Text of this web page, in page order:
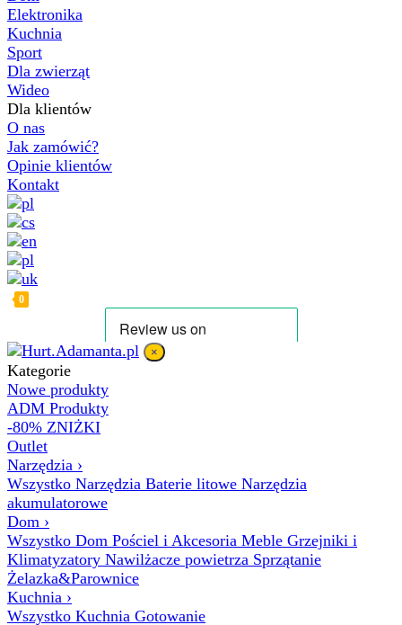
Elektronika
Kuchnia
Sport
Dla zwierząt
Wideo
Dla klientów
O nas
Jak zamówić?
Opinie klientów
Kontakt
0
×
Kategorie
Nowe produkty
ADM Produkty
-80% ZNIŻKI
Outlet
Narzędzia ›
Wszystko Narzędzia Baterie litowe Narzędzia
akumulatorowe
Dom ›
Wszystko Dom Pościel i Akcesoria Meble Grzejniki i
Klimatyzatory Nawilżacze powietrza Sprzątanie
Żelazka&Parownice
Kuchnia ›
Wszystko Kuchnia Gotowanie